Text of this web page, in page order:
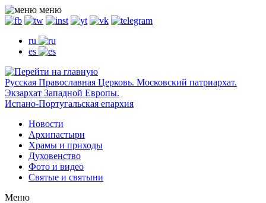
меню
ru
es
Русская Православная Церковь. Московский патриархат.
Экзархат Западной Европы.
Испано-Португальская епархия
Новости
Архипастыри
Храмы и приходы
Духовенство
Фото и видео
Святые и святыни
Меню